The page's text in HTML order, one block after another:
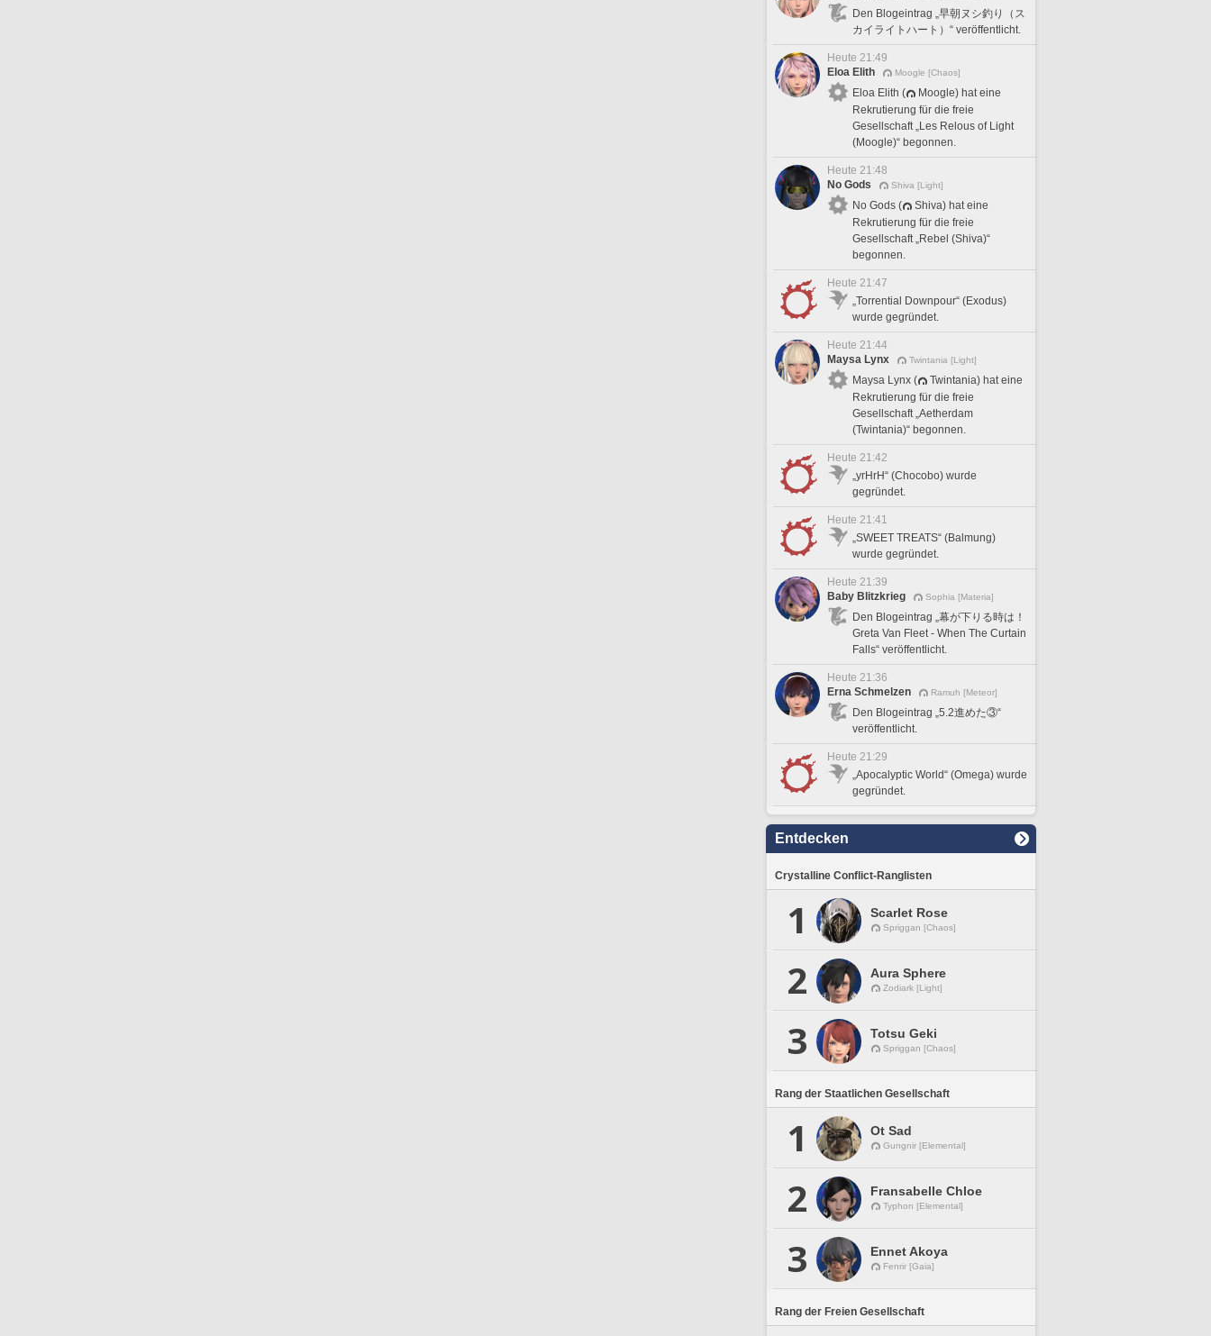
Den Blogeintrag „早朝ヌシ釣り（ス
カイライトハート）“ veröffentlicht.
Heute 21:49
Eloa Elith
Moogle [Chaos]
Eloa Elith (
Moogle) hat eine
Rekrutierung für die freie
Gesellschaft „Les Relous of Light
(Moogle)“ begonnen.
Heute 21:48
No Gods
Shiva [Light]
No Gods (
Shiva) hat eine
Rekrutierung für die freie
Gesellschaft „Rebel (Shiva)“
begonnen.
Heute 21:47
„Torrential Downpour“ (Exodus)
wurde gegründet.
Heute 21:44
Maysa Lynx
Twintania [Light]
Maysa Lynx (
Twintania) hat eine
Rekrutierung für die freie
Gesellschaft „Aetherdam
(Twintania)“ begonnen.
Heute 21:42
„yrHrH“ (Chocobo) wurde
gegründet.
Heute 21:41
„SWEET TREATS“ (Balmung)
wurde gegründet.
Heute 21:39
Baby Blitzkrieg
Sophia [Materia]
Den Blogeintrag „幕が下りる時は！
Greta Van Fleet - When The Curtain
Falls“ veröffentlicht.
Heute 21:36
Erna Schmelzen
Ramuh [Meteor]
Den Blogeintrag „5.2進めた③“
veröffentlicht.
Heute 21:29
„Apocalyptic World“ (Omega) wurde
gegründet.
Entdecken
Crystalline Conflict-Ranglisten
1 Scarlet Rose
Spriggan [Chaos]
2 Aura Sphere
Zodiark [Light]
3 Totsu Geki
Spriggan [Chaos]
Rang der Staatlichen Gesellschaft
1 Ot Sad
Gungnir [Elemental]
2 Fransabelle Chloe
Typhon [Elemental]
3 Ennet Akoya
Fenrir [Gaia]
Rang der Freien Gesellschaft